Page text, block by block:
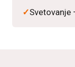
Svetovanje